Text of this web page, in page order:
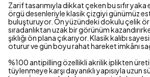
Zarif tasarımıyla dikkat çeken bu sıfır
örgü desenleriyle klasik çizgiyi günümüz
buluşturuyor. Ön yüzündeki dokulu çelik
sıradanlıktan uzak bir görünüm
şıklığı ön plana çıkarıyor. Klasik kalıbı
oturur ve gün boyu rahat hareket imkânı
%100 antipilling özellikli akrilik iplikten
tüylenmeye karşı dayanıklı yapısıyla uzun